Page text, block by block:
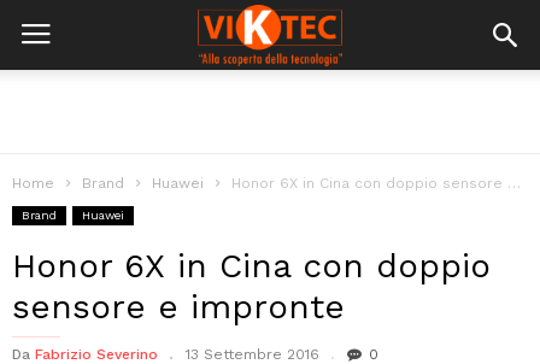
Home Brand Huawei Honor 6X in Cina con doppio sensore e impronte
Brand Huawei
Honor 6X in Cina con doppio
sensore e impronte
Da Fabrizio Severino 13 Settembre 2016 0